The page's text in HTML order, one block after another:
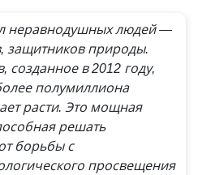
неравнодушных людей —
защитников природы.
созданное в 2012 году,
полумиллиона
расти. Это мощная
решать
борьбы с
просвещения